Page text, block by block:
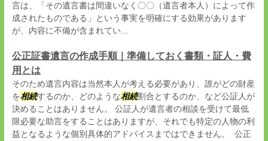
言は、「その遺言書は間違いなく〇〇（遺言者本人）によって作
成されたものである」という事実を明確にする効果があります
が、内容に不備が含まれてい...
公正証書遺言の作成手順｜準備しておく書類・証人・費
用とは
そのため遺言内容は当然本人が考える必要があり、誰がどの財産
を相続するのか、どのような相続割合とするのか、など公証人が
決めることはありません。 公証人が遺言者の相談を受けて最低
限必要な助言をすることはありますが、それでも特定の人物の利
益となるような個別具体的アドバイスまではできません。 公正